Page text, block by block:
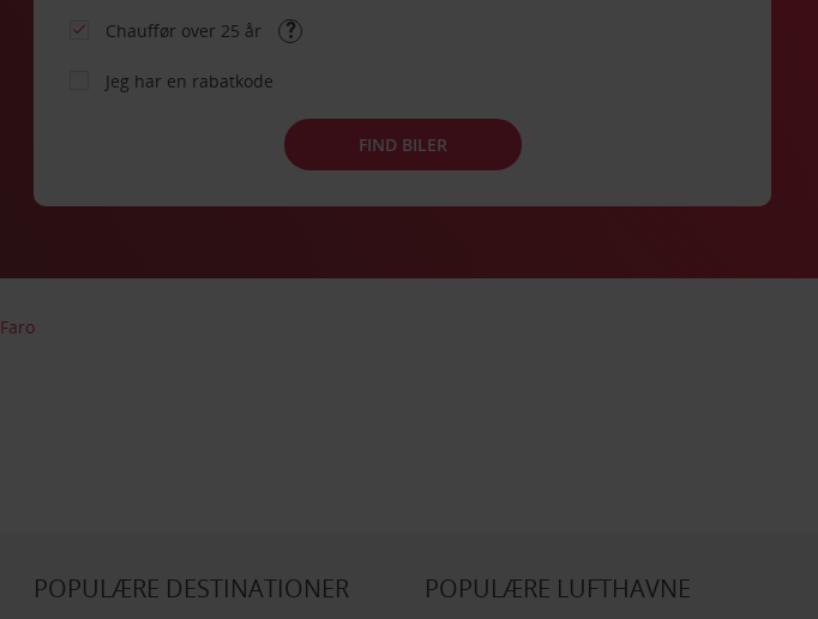
Chauffør over 25 år
Jeg har en rabatkode
FIND BILER
Faro
POPULÆRE DESTINATIONER POPULÆRE LUFTHAVNE